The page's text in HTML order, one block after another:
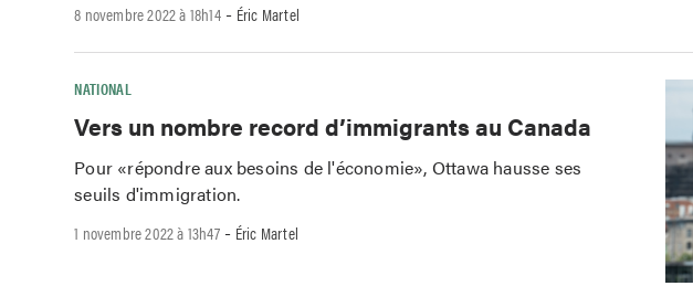
8 novembre 2022 à 18h14- Éric Martel
NATIONAL
Vers un nombre record d’immigrants au Canada
Pour «répondre aux besoins de l'économie», Ottawa hausse ses
seuils d'immigration.
1 novembre 2022 à 13h47- Éric Martel